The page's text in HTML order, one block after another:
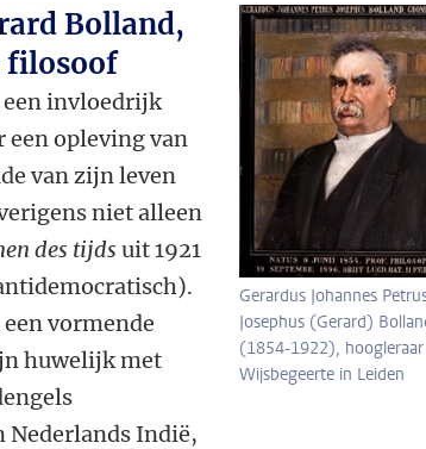
Gerardus Johannes
Josephus (Gerard)
(1854-1922), hoogleraar
Wijsbegeerte in Leiden
Bolland,
filosoof
een invloedrijk
opleving van
van zijn leven
niet alleen
des tijdsuit 1921
vormende
huwelijk met
Nederlands Indië,